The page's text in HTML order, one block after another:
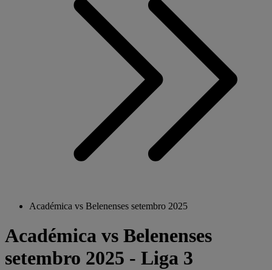
Académica vs Belenenses setembro 2025
Académica vs Belenenses
setembro 2025 - Liga 3